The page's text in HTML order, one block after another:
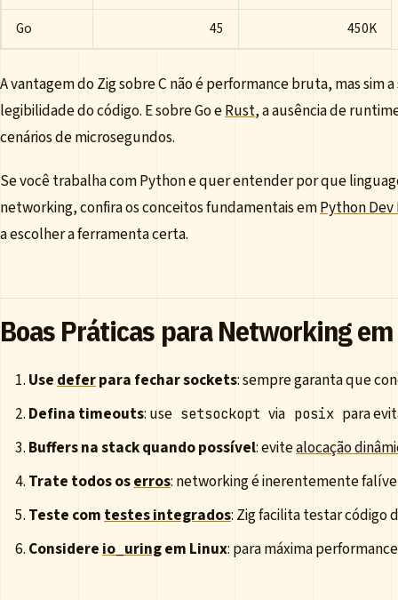
Go
45 450K
A vantagem do Zig sobre C não é performance bruta, mas sim
legibilidade do código. E sobre Go eRust, a ausência de
cenários de microsegundos.
Se você trabalha com Python e quer entender por que
networking, confira os conceitos fundamentais emPython Dev
a escolher a ferramenta certa.
Boas Práticas para Networking
Usedeferpara fechar sockets: sempre garanta que
Defina timeouts: use setsockopt via posix para
Buffers na stack quando possível: evitealocação
Trate todos oserros: networking é inerentemente
Teste comtestes integrados: Zig facilita testar código
Considereio_uringem Linux: para máxima